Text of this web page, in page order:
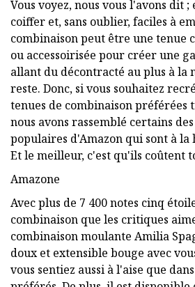
Vous voyez, nous vous l'avons dit ;
coiffer et, sans oublier, faciles à
combinaison peut être une tenue
ou accessoirisée pour créer une
allant du décontracté au plus à la
reste. Donc, si vous souhaitez
tenues de combinaison préférées
nous avons rassemblé certains
populaires d'Amazon qui sont à la
Et le meilleur, c'est qu'ils coûtent
Amazone
Avec plus de 7 400 notes cinq
combinaison que les critiques
combinaison moulante Amilia
doux et extensible bouge avec
vous sentiez aussi à l'aise que